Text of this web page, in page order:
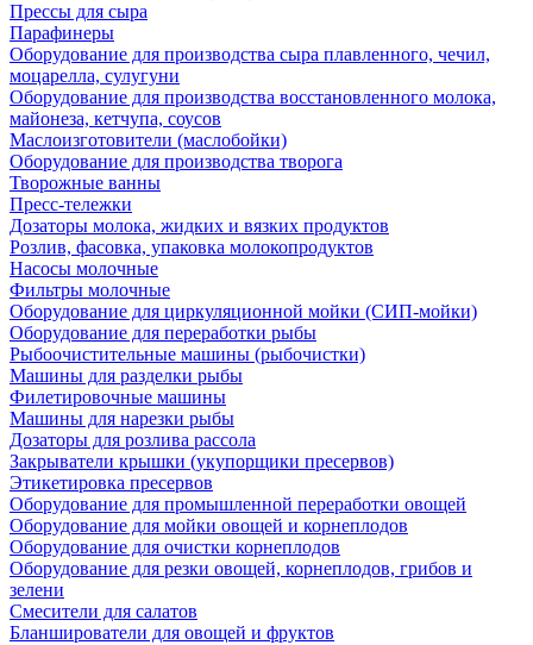
Прессы для сыра
Парафинеры
Оборудование для производства сыра плавленного, чечил,
моцарелла, сулугуни
Оборудование для производства восстановленного молока,
майонеза, кетчупа, соусов
Маслоизготовители (маслобойки)
Оборудование для производства творога
Творожные ванны
Пресс-тележки
Дозаторы молока, жидких и вязких продуктов
Розлив, фасовка, упаковка молокопродуктов
Насосы молочные
Фильтры молочные
Оборудование для циркуляционной мойки (СИП-мойки)
Оборудование для переработки рыбы
Рыбоочистительные машины (рыбочистки)
Машины для разделки рыбы
Филетировочные машины
Машины для нарезки рыбы
Дозаторы для розлива рассола
Закрыватели крышки (укупорщики пресервов)
Этикетировка пресервов
Оборудование для промышленной переработки овощей
Оборудование для мойки овощей и корнеплодов
Оборудование для очистки корнеплодов
Оборудование для резки овощей, корнеплодов, грибов и
зелени
Смесители для салатов
Бланширователи для овощей и фруктов